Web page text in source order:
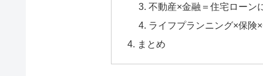
不動産×金融＝住宅ローン
ライフプランニング×保険
まとめ